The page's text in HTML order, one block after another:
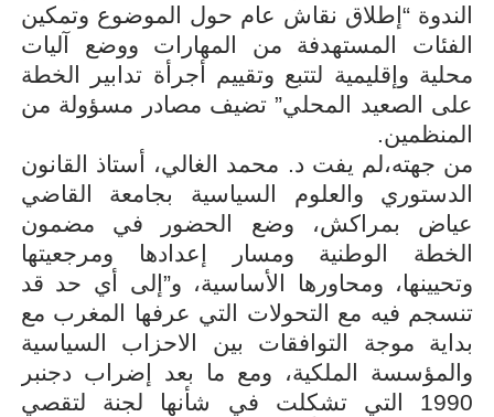
الندوة “إطلاق نقاش عام حول الموضوع وتمكين
الفئات المستهدفة من المهارات ووضع آليات
محلية وإقليمية لتتبع وتقييم أجرأة تدابير الخطة
على الصعيد المحلي” تضيف مصادر مسؤولة من
المنظمين.
من جهته،لم يفت د. محمد الغالي، أستاذ القانون
الدستوري والعلوم السياسية بجامعة القاضي
عياض بمراكش، وضع الحضور في مضمون
الخطة الوطنية ومسار إعدادها ومرجعيتها
وتحيينها، ومحاورها الأساسية، و”إلى أي حد قد
تنسجم فيه مع التحولات التي عرفها المغرب مع
بداية موجة التوافقات بين الاحزاب السياسية
والمؤسسة الملكية، ومع ما بعد إضراب دجنبر
1990 التي تشكلت في شأنها لجنة لتقصي